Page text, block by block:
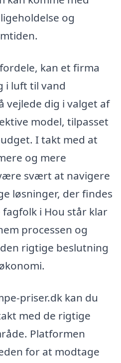
og
kan et firma
i luft til vand
vejlede dig i valget af
model, tilpasset
I takt med at
og mere
svært at navigere
løsninger, der findes
i Hou står klar
processen og
rigtige beslutning
priser.dk kan du
med de rigtige
Platformen
for at modtage